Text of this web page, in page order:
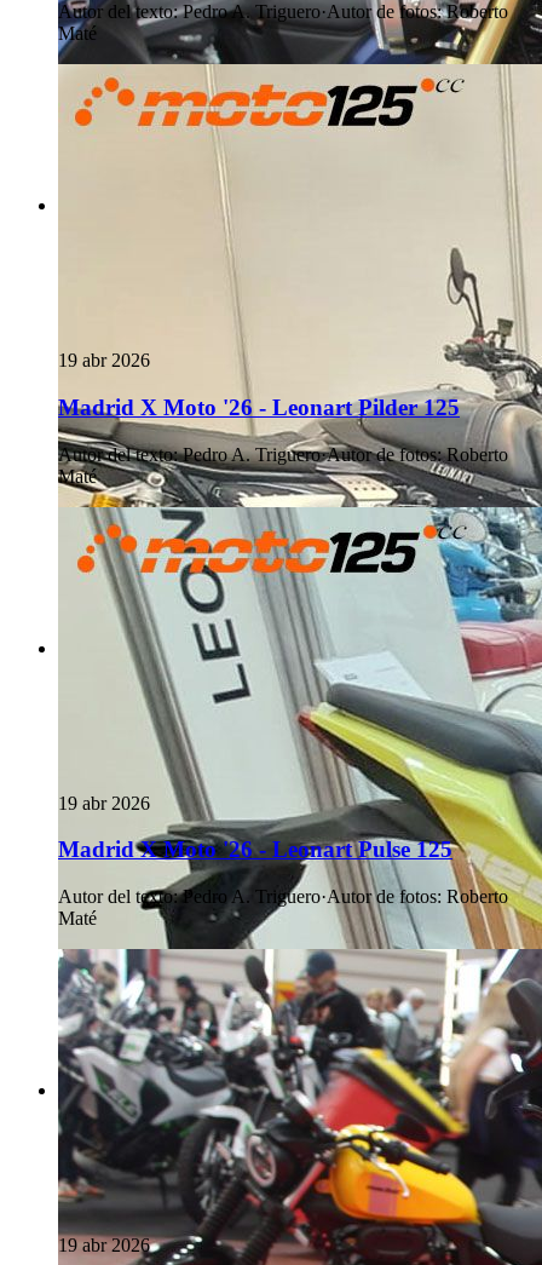
Autor del texto: Pedro A. Triguero·Autor de fotos: Roberto
Maté
19 abr 2026
Madrid X Moto '26 - Leonart Pilder 125
Autor del texto: Pedro A. Triguero·Autor de fotos: Roberto
Maté
19 abr 2026
Madrid X Moto '26 - Leonart Pulse 125
Autor del texto: Pedro A. Triguero·Autor de fotos: Roberto
Maté
19 abr 2026